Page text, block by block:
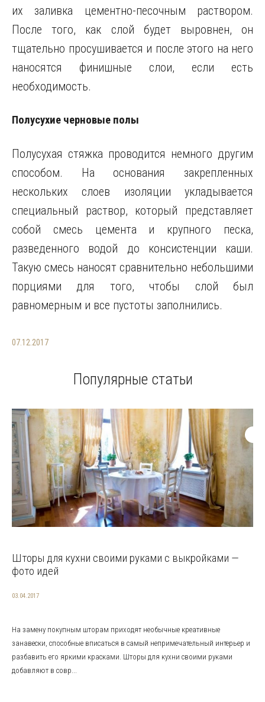
их заливка цементно-песочным раствором.
После того, как слой будет выровнен, он
тщательно просушивается и после этого на него
наносятся финишные слои, если есть
необходимость.
Полусухие черновые полы
Полусухая стяжка проводится немного другим
способом. На основания закрепленных
нескольких слоев изоляции укладывается
специальный раствор, который представляет
собой смесь цемента и крупного песка,
разведенного водой до консистенции каши.
Такую смесь наносят сравнительно небольшими
порциями для того, чтобы слой был
равномерным и все пустоты заполнились.
07.12.2017
Популярные статьи
Шторы для кухни своими руками с выкройками —
фото идей
03.04.2017
На замену покупным шторам приходят необычные креативные
занавески, способные вписаться в самый непримечательный интерьер и
разбавить его яркими красками. Шторы для кухни своими руками
добавляют в совр...